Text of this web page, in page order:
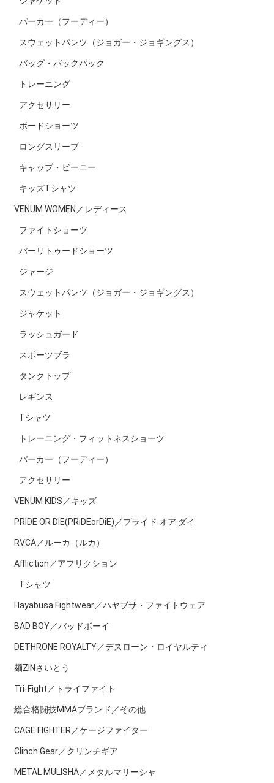
パーカー（フーディー）
スウェットパンツ（ジョガー・ジョギングス）
バッグ・バックパック
トレーニング
アクセサリー
ボードショーツ
ロングスリーブ
キャップ・ビーニー
キッズTシャツ
VENUM WOMEN／レディース
ファイトショーツ
バーリトゥードショーツ
ジャージ
スウェットパンツ（ジョガー・ジョギングス）
ジャケット
ラッシュガード
スポーツブラ
タンクトップ
レギンス
Tシャツ
トレーニング・フィットネスショーツ
パーカー（フーディー）
アクセサリー
VENUM KIDS／キッズ
PRIDE OR DIE(PRiDEorDiE)／プライド オア ダイ
RVCA／ルーカ（ルカ）
Affliction／アフリクション
Tシャツ
Hayabusa Fightwear／ハヤブサ・ファイトウェア
BAD BOY／バッドボーイ
DETHRONE ROYALTY／デスローン・ロイヤルティ
麺ZINさいとう
Tri-Fight／トライファイト
総合格闘技MMAブランド／その他
CAGE FIGHTER／ケージファイター
Clinch Gear／クリンチギア
METAL MULISHA／メタルマリーシャ